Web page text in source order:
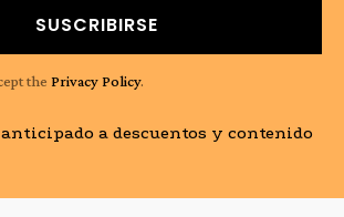
SUSCRIBIRSE
the Privacy Policy.
anticipado a descuentos y contenido